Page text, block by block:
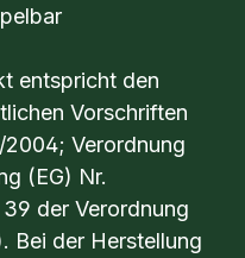
entspricht den
Vorschriften
2004; Verordnung
(EG) Nr.
der Verordnung
Bei der Herstellung